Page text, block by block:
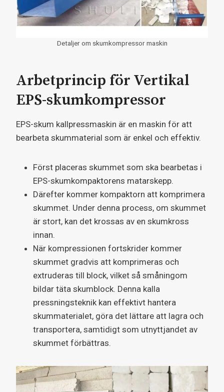
Detaljer om skumkompressor maskin
Arbetprincip för Vertikal
EPS-skumkompressor
EPS-skum kallpressmaskin är en maskin för att
bearbeta skummaterial som är enkel och effektiv.
Först placeras skummet som ska bearbetas i
EPS-skumkompaktorens matarskepp.
Därefter kommer kompaktorn att komprimera
skummet. Under denna process, om skummet
är stort, kan det krossas av en skumkross
innan.
När kompressionen fortskrider kommer
skummet gradvis att komprimeras och
extruderas till block, vilket så småningom
bildar täta skumblock. Denna kalla
pressningsteknik kan effektivt hantera
skummaterialet, göra det lättare att lagra och
transportera, samtidigt som utnyttjandet av
skummet förbättras.